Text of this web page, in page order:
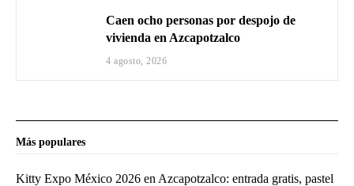
Caen ocho personas por despojo de
vivienda en Azcapotzalco
4 agosto, 2026
Más populares
Kitty Expo México 2026 en Azcapotzalco: entrada gratis, pastel